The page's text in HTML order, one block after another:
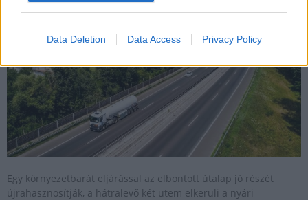
Data Deletion Data Access Privacy Policy
Egy környezetbarát eljárással az elbontott útalap jó részét
újrahasznosítják, a hátralevő két ütem elkerüli a nyári